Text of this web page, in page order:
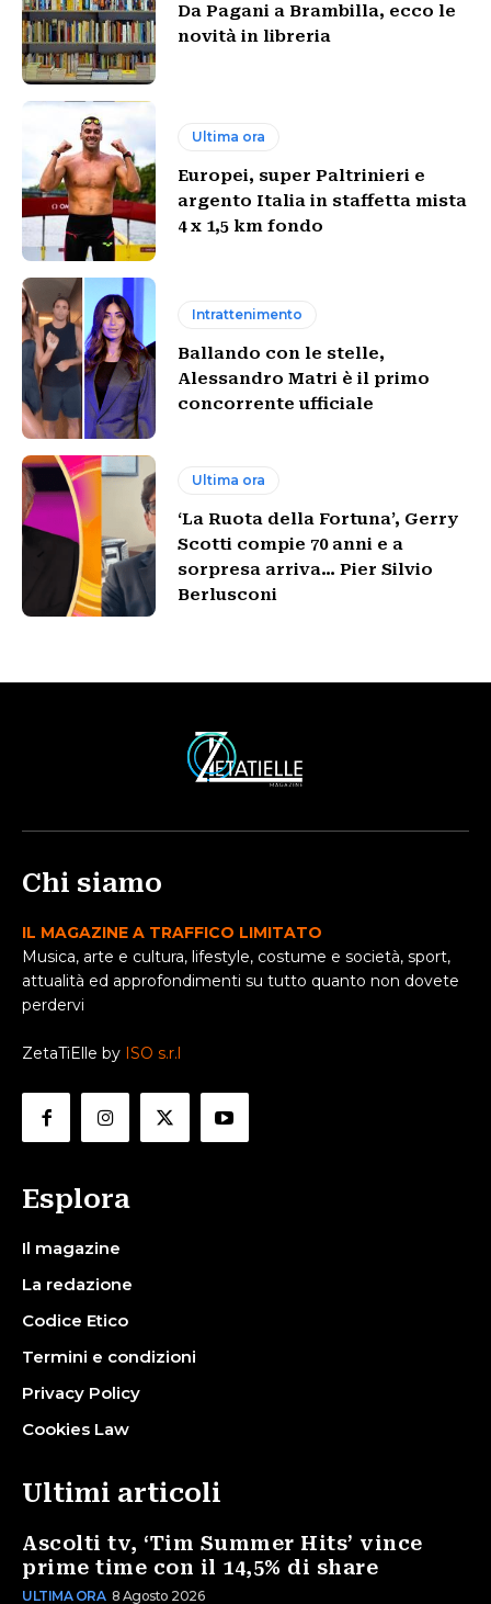
Da Pagani a Brambilla, ecco le
novità in libreria
Ultima ora
Europei, super Paltrinieri e
argento Italia in staffetta mista
4 x 1,5 km fondo
Intrattenimento
Ballando con le stelle,
Alessandro Matri è il primo
concorrente ufficiale
Ultima ora
‘La Ruota della Fortuna’, Gerry
Scotti compie 70 anni e a
sorpresa arriva… Pier Silvio
Berlusconi
Chi siamo
IL MAGAZINE A TRAFFICO LIMITATO
Musica, arte e cultura, lifestyle, costume e società, sport,
attualità ed approfondimenti su tutto quanto non dovete
perdervi
ZetaTiElle by ISO s.r.l
Esplora
Il magazine
La redazione
Codice Etico
Termini e condizioni
Privacy Policy
Cookies Law
Ultimi articoli
Ascolti tv, ‘Tim Summer Hits’ vince
prime time con il 14,5% di share
ULTIMA ORA 8 Agosto 2026